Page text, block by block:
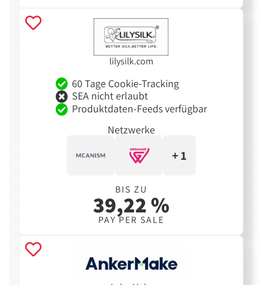
lilysilk.com
60 Tage Cookie-Tracking
SEA nicht erlaubt
Produktdaten-Feeds verfügbar
Netzwerke
+ 1
BIS ZU
39,22 %
PAY PER SALE